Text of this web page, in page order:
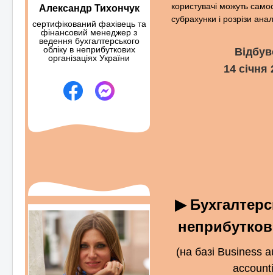
Александр Тихончук
сертифікований фахівець та
фінансовий менеджер з
ведення бухгалтерського
обліку в неприбуткових
організаціях України
користувачі можуть
субрахунки і розрізи
14 січня
▶
(на базі Business